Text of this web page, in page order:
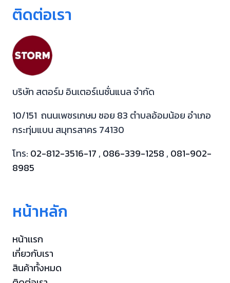
ติดต่อเรา
บริษัท สตอร์ม อินเตอร์เนชั่นแนล จำกัด
10/151 ถนนเพชรเกษม ซอย 83 ตำบลอ้อมน้อย อำเภอ
กระทุ่มแบน สมุทรสาคร 74130
โทร: 02-812-3516-17 , 086-339-1258 , 081-902-
8985
หน้าหลัก
หน้าเเรก
เกี่ยวกับเรา
สินค้าทั้งหมด